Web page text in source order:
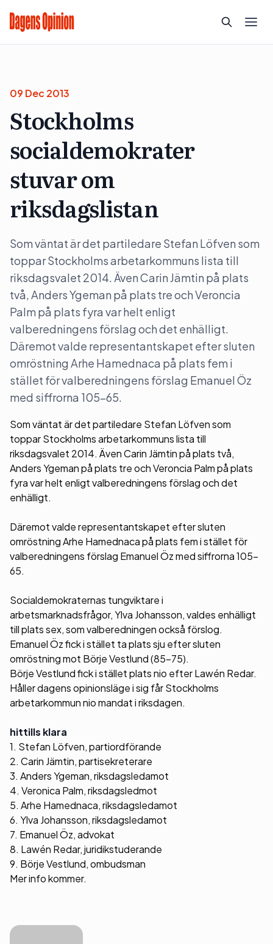
09 Dec 2013
Stockholms
socialdemokrater
stuvar om
riksdagslistan
Som väntat är det partiledare Stefan Löfven som
toppar Stockholms arbetarkommuns lista till
riksdagsvalet 2014. Även Carin Jämtin på plats
två, Anders Ygeman på plats tre och Veroncia
Palm på plats fyra var helt enligt
valberedningens förslag och det enhälligt.
Däremot valde representantskapet efter sluten
omröstning Arhe Hamednaca på plats fem i
stället för valberedningens förslag Emanuel Öz
med siffrorna 105-65.
Som väntat är det partiledare Stefan Löfven som
toppar Stockholms arbetarkommuns lista till
riksdagsvalet 2014. Även Carin Jämtin på plats två,
Anders Ygeman på plats tre och Veroncia Palm på plats
fyra var helt enligt valberedningens förslag och det
enhälligt.
Däremot valde representantskapet efter sluten
omröstning Arhe Hamednaca på plats fem i stället för
valberedningens förslag Emanuel Öz med siffrorna 105-
65.
Socialdemokraternas tungviktare i
arbetsmarknadsfrågor, Ylva Johansson, valdes enhälligt
till plats sex, som valberedningen också förslog.
Emanuel Öz fick i stället ta plats sju efter sluten
omröstning mot Börje Vestlund (85-75).
Börje Vestlund fick i stället plats nio efter Lawén Redar.
Håller dagens opinionsläge i sig får Stockholms
arbetarkommun nio mandat i riksdagen.
hittills klara
1. Stefan Löfven, partiordförande
2. Carin Jämtin, partisekreterare
3. Anders Ygeman, riksdagsledamot
4. Veronica Palm, riksdagsledmot
5. Arhe Hamednaca, riksdagsledamot
6. Ylva Johansson, riksdagsledamot
7. Emanuel Öz, advokat
8. Lawén Redar, juridikstuderande
9. Börje Vestlund, ombudsman
Mer info kommer.